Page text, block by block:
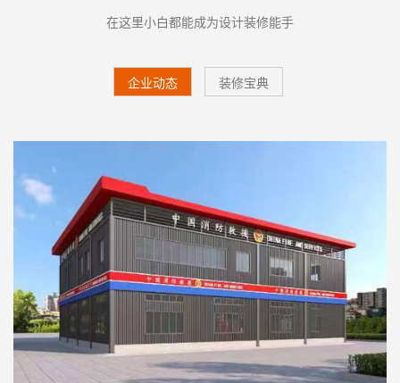
在这里小白都能成为设计装修能手
企业动态 装修宝典